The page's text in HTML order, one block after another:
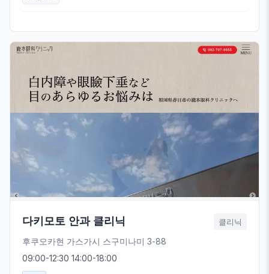
다키모토 안과 클리닉 클리닉
후쿠오카현 가스가시 스구미나미 3-88
09:00-12:30 14:00-18:00